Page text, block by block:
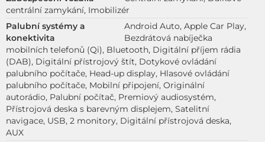
centrální zamykání, Imobilizér
Palubní systémy a
konektivita
Android Auto, Apple Car Play,
Bezdrátová nabíječka
mobilních telefonů (Qi), Bluetooth, Digitální příjem rádia
(DAB), Digitální přístrojový štít, Dotykové ovládání
palubního počítače, Head-up display, Hlasové ovládání
palubního počítače, Mobilní připojení, Originální
autorádio, Palubní počítač, Premiový audiosystém,
Přístrojová deska s barevným displejem, Satelitní
navigace, USB, 2 monitory, Digitální přístrojová deska,
AUX